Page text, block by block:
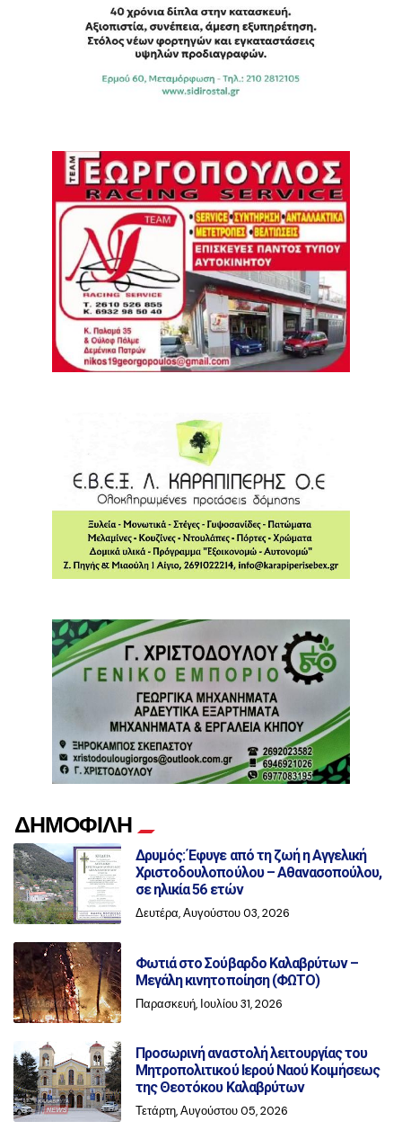
ΔΗΜΟΦΙΛΗ
Δρυμός: Έφυγε από τη ζωή η Αγγελική
Χριστοδουλοπούλου – Αθανασοπούλου,
σε ηλικία 56 ετών
Δευτέρα, Αυγούστου 03, 2026
Φωτιά στο Σούβαρδο Καλαβρύτων –
Μεγάλη κινητοποίηση (ΦΩΤΟ)
Παρασκευή, Ιουλίου 31, 2026
Προσωρινή αναστολή λειτουργίας του
Μητροπολιτικού Ιερού Ναού Κοιμήσεως
της Θεοτόκου Καλαβρύτων
Τετάρτη, Αυγούστου 05, 2026